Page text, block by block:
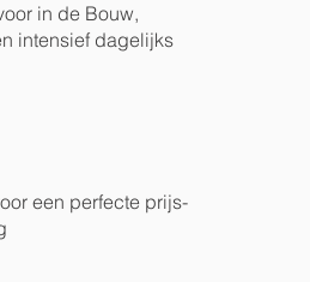
in de Bouw,
intensief dagelijks
een perfecte prijs-